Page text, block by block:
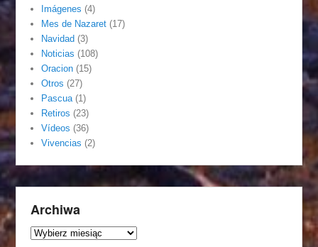
Imágenes (4)
Mes de Nazaret (17)
Navidad (3)
Noticias (108)
Oracion (15)
Otros (27)
Pascua (1)
Retiros (23)
Vídeos (36)
Vivencias (2)
Archiwa
Archiwa